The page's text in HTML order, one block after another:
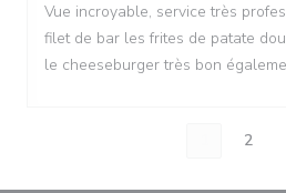
Vue incroyable, service très
filet de bar les frites de patate
le cheeseburger très bon
2